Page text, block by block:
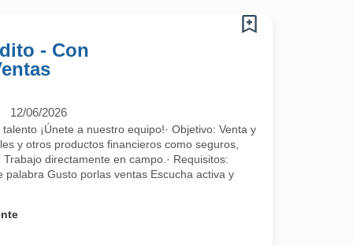
- Con
12/06/2026
¡Únete a nuestro equipo!· Objetivo: Venta y
y otros productos financieros como seguros,
directamente en campo.· Requisitos:
palabra Gusto porlas ventas Escucha activa y